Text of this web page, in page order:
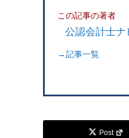
この記事の著者
公認会計士ナ
→記事一覧
Post